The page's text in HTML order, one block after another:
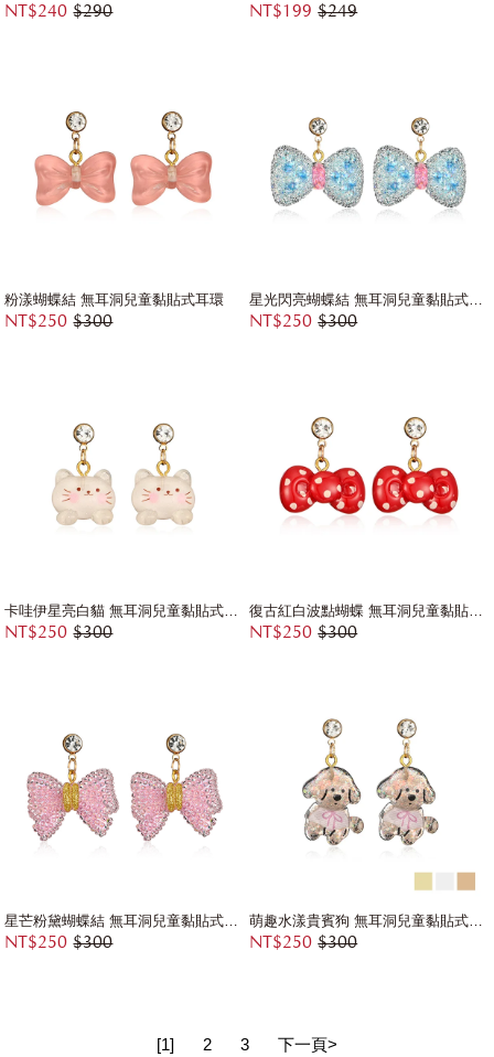
NT$240 $290 NT$199 $249
粉漾蝴蝶結 無耳洞兒童黏貼式耳環
NT$250 $300
星光閃亮蝴蝶結 無耳洞兒童黏貼式耳環
NT$250 $300
NT$250 $300 NT$250 $300
NT$250 $300 NT$250 $300
[1] 2 3 下一頁>